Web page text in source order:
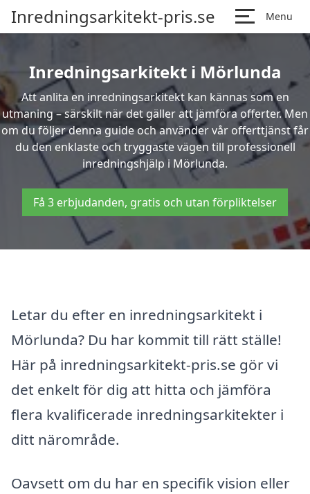
Inredningsarkitekt-pris.se Menu
Inredningsarkitekt i Mörlunda
Att anlita en inredningsarkitekt kan kännas som en
utmaning – särskilt när det gäller att jämföra offerter. Men
om du följer denna guide och använder vår offerttjänst får
du den enklaste och tryggaste vägen till professionell
inredningshjälp i Mörlunda.
Få 3 erbjudanden, gratis och utan förpliktelser
Letar du efter en inredningsarkitekt i
Mörlunda? Du har kommit till rätt ställe!
Här på inredningsarkitekt-pris.se gör vi
det enkelt för dig att hitta och jämföra
flera kvalificerade inredningsarkitekter i
ditt närområde.
Oavsett om du har en specifik vision eller